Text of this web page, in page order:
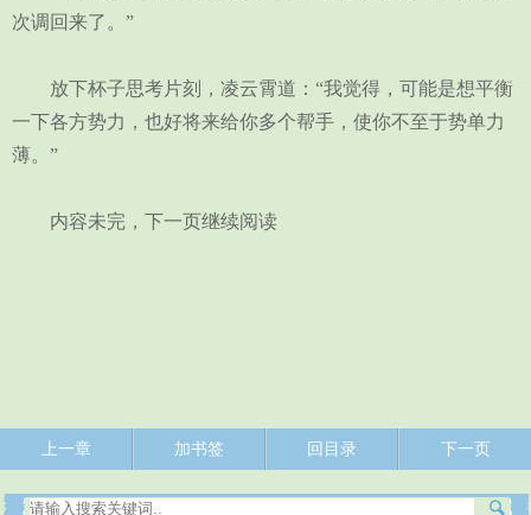
次调回来了。”
放下杯子思考片刻，凌云霄道：“我觉得，可能是想平衡
一下各方势力，也好将来给你多个帮手，使你不至于势单力
薄。”
内容未完，下一页继续阅读
上一章 加书签 回目录 下一页